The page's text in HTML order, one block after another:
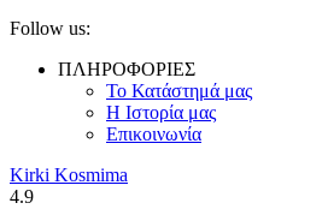
Follow us:
ΠΛΗΡΟΦΟΡΙΕΣ
Το Κατάστημά μας
Η Ιστορία μας
Επικοινωνία
Kirki Kosmima
4.9